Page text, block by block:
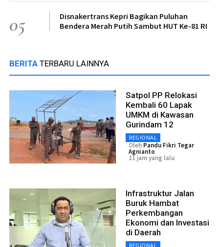
05
Disnakertrans Kepri Bagikan Puluhan
Bendera Merah Putih Sambut HUT Ke-81 RI
BERITA TERBARU LAINNYA
Satpol PP Relokasi
Kembali 60 Lapak
UMKM di Kawasan
Gurindam 12
REGIONAL
Oleh Pandu Fikri Tegar
Agnianto
11 jam yang lalu
Infrastruktur Jalan
Buruk Hambat
Perkembangan
Ekonomi dan Investasi
di Daerah
REGIONAL